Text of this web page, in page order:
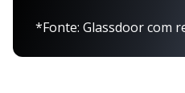
*Fonte: Glassdoor com